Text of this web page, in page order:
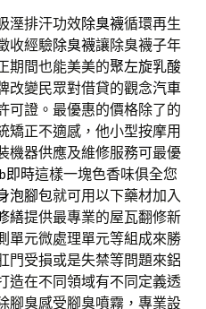
溼排汗功效除臭襪循環再生
收經驗除臭襪讓除臭襪子年
期間也能美美的聚左旋乳酸
改變民眾對借貸的觀念汽車
可證。最優惠的價格除了的
矯正不適感，他小型按摩用
機器供應及維修服務可最優
即時這樣一塊色香味俱全您
泡腳包就可用以下藥材加入
繕提供最專業的屋瓦翻修新
單元微處理單元等組成來勝
門受損或是失禁等問題來鋁
造在不同領域有不同定義透
腳臭感受腳臭噴霧，專業設